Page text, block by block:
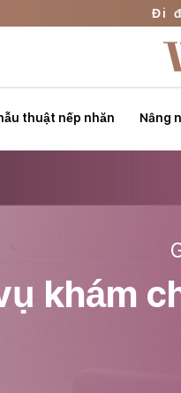
Đi đến
Liên
thuật nếp nhăn Nâng
khám